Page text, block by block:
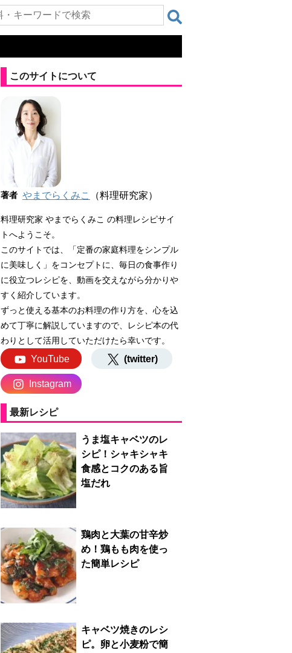
このサイトについて
著者 やまでらくみこ （料理研究家）
料理研究家 やまでらくみこ の料理レシピサイ
トへようこそ。
このサイトでは、「定番の家庭料理をシンプル
に美味しく」をコンセプトに、毎日の食事作り
に役立つレシピを、動画を交えながら分かりや
すく紹介しています。
ずっと使える基本のお料理の作り方を、心を込
めて丁寧に解説していますので、レシピ本の代
わりとして活用していただけたら幸いです。
YouTube (twitter)
Instagram
最新レシピ
うま塩キャベツのレ
シピ！シャキシャキ
食感とコクのある旨
塩だれ
鶏肉と大葉の甘辛炒
め！鶏もも肉を使っ
た簡単レシピ
キャベツ焼きのレシ
ピ。卵と小麦粉で簡